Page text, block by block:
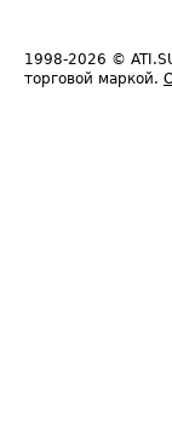
1998-2026 ©
торговой маркой.